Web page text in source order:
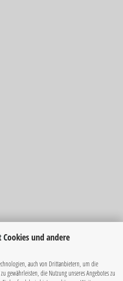
und andere
auch von Drittanbietern, um die
gewährleisten, die Nutzung unseres Angebotes zu